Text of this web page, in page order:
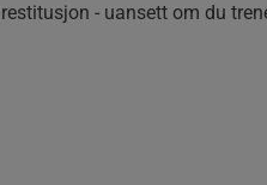
- uansett om du